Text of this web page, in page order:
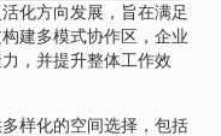
化方向发展，旨在满足
建多模式协作区，企业
，并提升整体工作效
样化的空间选择，包括